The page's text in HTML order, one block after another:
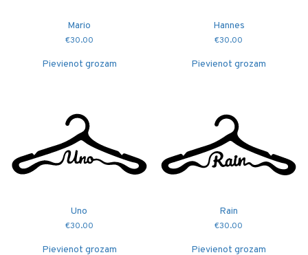
Mario
€30.00
Pievienot grozam
Hannes
€30.00
Pievienot grozam
Uno
€30.00
Pievienot grozam
Rain
€30.00
Pievienot grozam